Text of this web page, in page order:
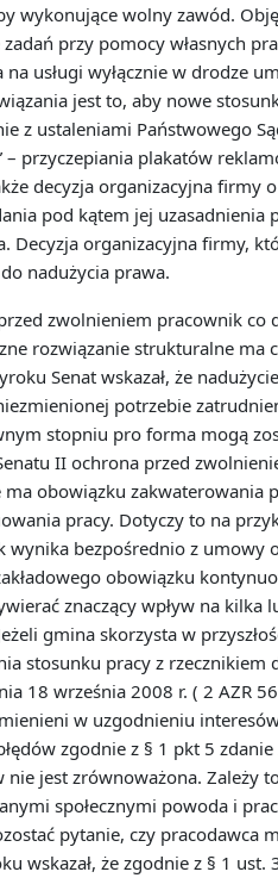
wykonujące wolny zawód.
przy pomocy własnych
usługi wyłącznie w drodze
jest to, aby nowe
z ustaleniami Państwowego
– przyczepiania plakatów
decyzja organizacyjna firmy
pod kątem jej
Decyzja organizacyjna firmy,
nadużycia prawa.
zwolnieniem pracownik
rozwiązanie strukturalne
Senat wskazał, że
potrzebie
stopniu pro forma mogą
II ochrona przed
ma obowiązku
pracy. Dotyczy to na
wynika bezpośrednio z
obowiązku
znaczący wpływ na
gmina skorzysta w
stosunku pracy z rzecznikiem
18 września 2008 r. ( 2 AZR
w uzgodnieniu
zgodnie z § 1 pkt 5
nie jest zrównoważona.
społecznymi powoda i
pytanie, czy pracodawca
wskazał, że zgodnie z § 1